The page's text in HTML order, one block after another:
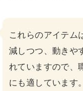
これらのアイテム
減しつつ、動きや
れていますので、
にも適しています